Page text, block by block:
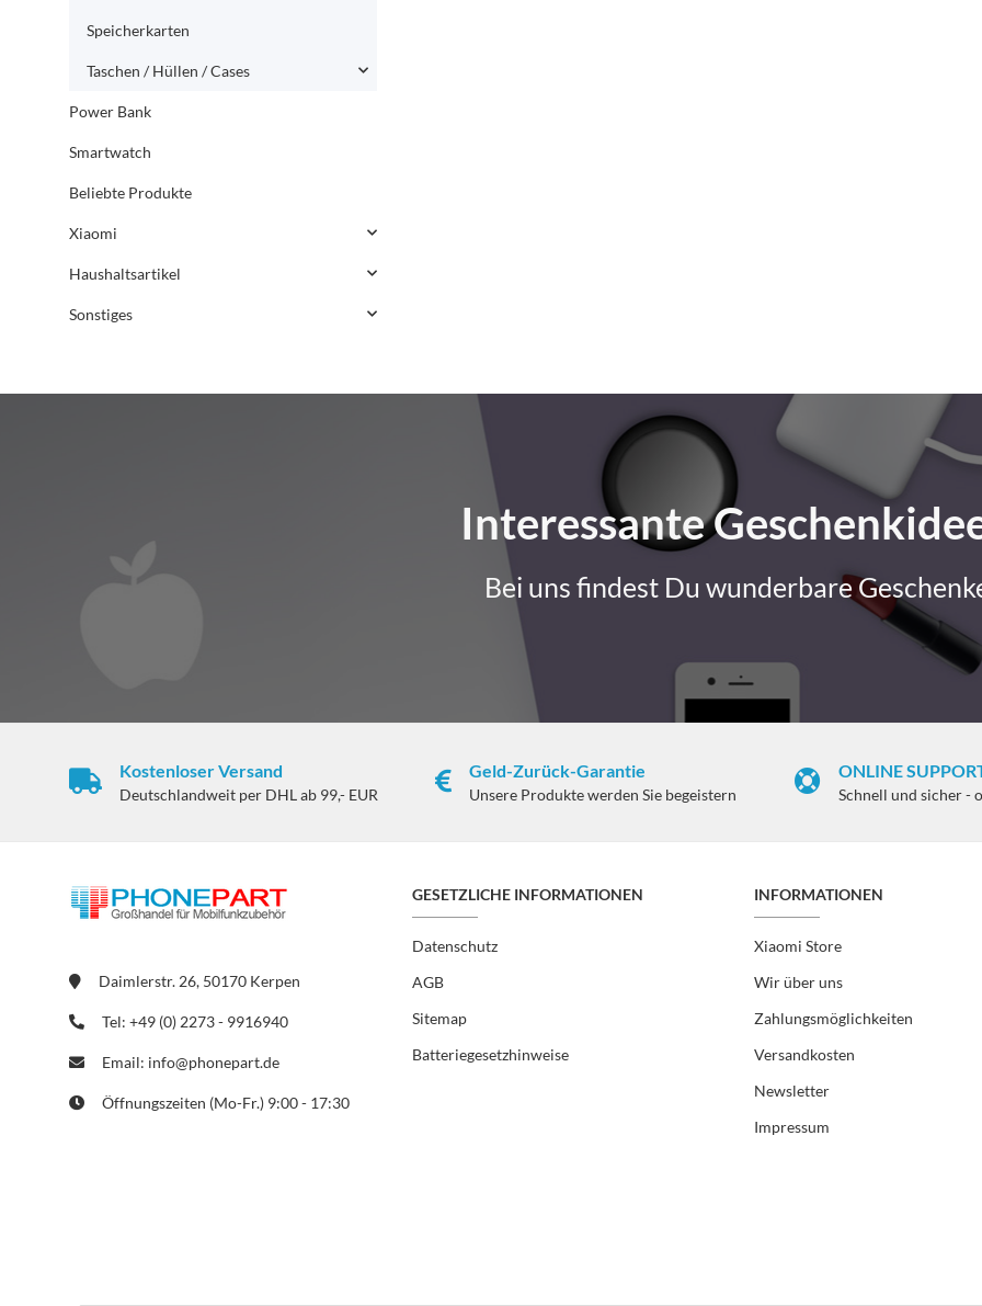
Speicherkarten
Taschen / Hüllen / Cases
Power Bank
Smartwatch
Beliebte Produkte
Xiaomi
Haushaltsartikel
Sonstiges
Interessante
Bei uns findest Du wunderbare
Kostenloser Versand
Deutschlandweit per DHL ab 99,- EUR
Geld-Zurück-Garantie
Unsere Produkte werden Sie begeistern
ONLINE
Schnell und sicher -
Daimlerstr. 26, 50170 Kerpen
Tel: +49 (0) 2273 - 9916940
Email: info@phonepart.de
Öffnungszeiten (Mo-Fr.) 9:00 - 17:30
GESETZLICHE INFORMATIONEN
Datenschutz
AGB
Sitemap
Batteriegesetzhinweise
INFORMATIONEN
Xiaomi Store
Wir über uns
Zahlungsmöglichkeiten
Versandkosten
Newsletter
Impressum